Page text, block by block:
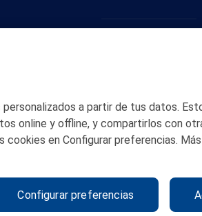
POLITICA DE COOKIES
a partir de tus datos.
online y offline, y compartirlos con
en Configurar preferencias.
Configurar preferencias